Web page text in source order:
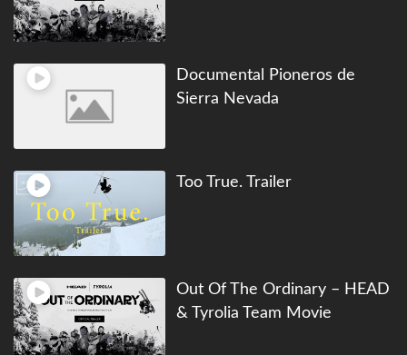
Documental Pioneros de
Sierra Nevada
Too True. Trailer
Out Of The Ordinary – HEAD
& Tyrolia Team Movie